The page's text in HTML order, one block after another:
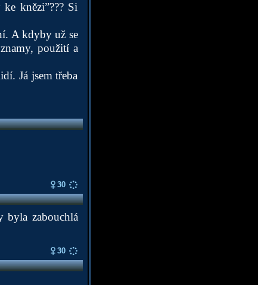
knězi”??? Si
A kdyby už se
použití a
Já jsem třeba
30
byla zabouchlá
30